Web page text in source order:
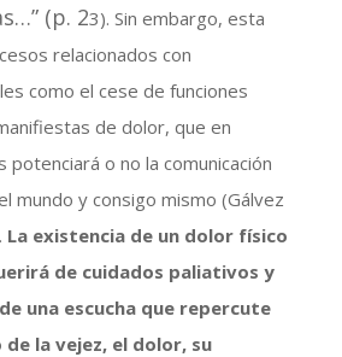
(p. 23). Sin embargo, esta
relacionados con
como el cese de funciones
de dolor, que en
potenciará o no la comunicación
mundo y consigo mismo (Gálvez
La existencia de un dolor físico
de cuidados paliativos y
una escucha que repercute
la vejez, el dolor, su